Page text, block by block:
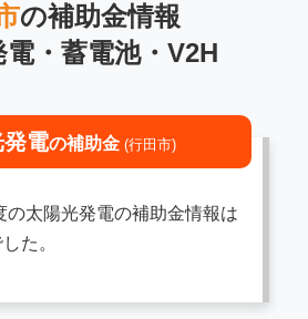
の補助金情報
電・蓄電池・V2H
電の補助金 (行田市)
の太陽光発電の補助金情報は
た。